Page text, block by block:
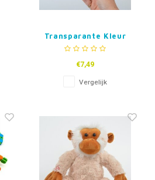
Transparante Kleur
Peddels set van 6
€7,49
Vergelijk